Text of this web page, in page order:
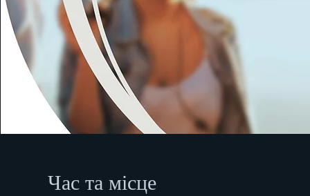
Час та місце